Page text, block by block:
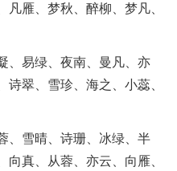
雁、梦秋、醉柳、梦凡、
、易绿、夜南、曼凡、亦
翠、雪珍、海之、小蕊、
、雪晴、诗珊、冰绿、半
真、从蓉、亦云、向雁、